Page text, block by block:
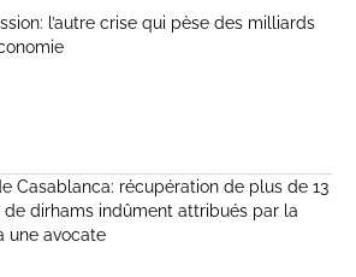
l’autre crise qui pèse des milliards
Casablanca: récupération de plus de 13
de dirhams indûment attribués par la
une avocate